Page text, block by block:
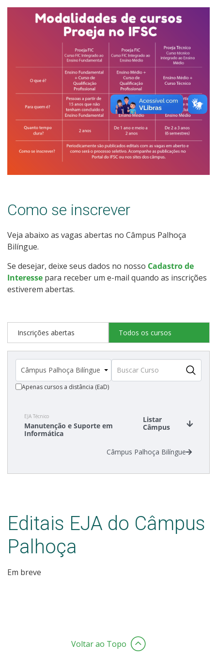
Provas e Gabaritos
Estatísticas dos Processos Seletivos
Como se inscrever
Veja abaixo as vagas abertas no Câmpus Palhoça
Bilíngue.
Se desejar, deixe seus dados no nosso Cadastro de
Interesse para receber um e-mail quando as inscrições
estiverem abertas.
Inscrições abertas Todos os cursos
Apenas cursos a distância (EaD)
EJA Técnico
Manutenção e Suporte em
Informática
Listar
Câmpus
Câmpus Palhoça Bilíngue
Editais EJA do Câmpus
Palhoça
Em breve
Voltar ao Topo